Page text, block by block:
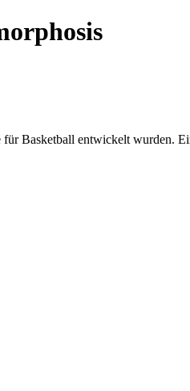
Basketball entwickelt wurden.